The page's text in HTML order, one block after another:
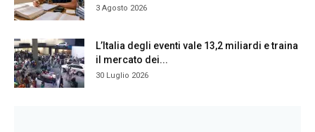
3 Agosto 2026
L’Italia degli eventi vale 13,2 miliardi e traina
il mercato dei...
30 Luglio 2026